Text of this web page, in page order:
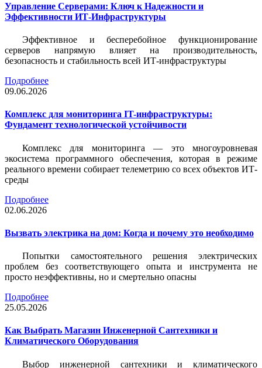
Управление Серверами: Ключ к Надежности и
Эффективности ИТ-Инфраструктуры
Эффективное и бесперебойное функционирование
серверов напрямую влияет на производительность,
безопасность и стабильность всей ИТ-инфраструктуры
Подробнее
09.06.2026
Комплекс для мониторинга IT-инфраструктуры:
Фундамент технологической устойчивости
Комплекс для мониторинга — это многоуровневая
экосистема программного обеспечения, которая в режиме
реального времени собирает телеметрию со всех объектов ИТ-
среды
Подробнее
02.06.2026
Вызвать электрика на дом: Когда и почему это необходимо
Попытки самостоятельного решения электрических
проблем без соответствующего опыта и инструмента не
просто неэффективны, но и смертельно опасны
Подробнее
25.05.2026
Как Выбрать Магазин Инженерной Сантехники и
Климатического Оборудования
Выбор инженерной сантехники и климатического